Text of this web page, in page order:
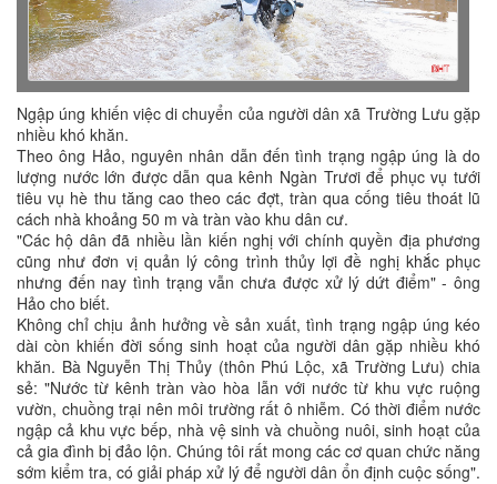
Ngập úng khiến việc di chuyển của người dân xã Trường Lưu gặp
nhiều khó khăn.
Theo ông Hảo, nguyên nhân dẫn đến tình trạng ngập úng là do
lượng nước lớn được dẫn qua kênh Ngàn Trươi để phục vụ tưới
tiêu vụ hè thu tăng cao theo các đợt, tràn qua cống tiêu thoát lũ
cách nhà khoảng 50 m và tràn vào khu dân cư.
"Các hộ dân đã nhiều lần kiến nghị với chính quyền địa phương
cũng như đơn vị quản lý công trình thủy lợi đề nghị khắc phục
nhưng đến nay tình trạng vẫn chưa được xử lý dứt điểm" - ông
Hảo cho biết.
Không chỉ chịu ảnh hưởng về sản xuất, tình trạng ngập úng kéo
dài còn khiến đời sống sinh hoạt của người dân gặp nhiều khó
khăn. Bà Nguyễn Thị Thủy (thôn Phú Lộc, xã Trường Lưu) chia
sẻ: "Nước từ kênh tràn vào hòa lẫn với nước từ khu vực ruộng
vườn, chuồng trại nên môi trường rất ô nhiễm. Có thời điểm nước
ngập cả khu vực bếp, nhà vệ sinh và chuồng nuôi, sinh hoạt của
cả gia đình bị đảo lộn. Chúng tôi rất mong các cơ quan chức năng
sớm kiểm tra, có giải pháp xử lý để người dân ổn định cuộc sống".